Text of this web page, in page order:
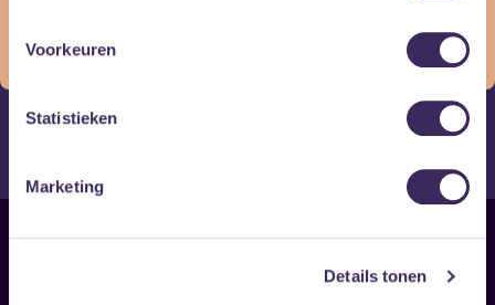
Voorkeuren
Statistieken
Marketing
Details tonen
psychedelische rock
Sitemap